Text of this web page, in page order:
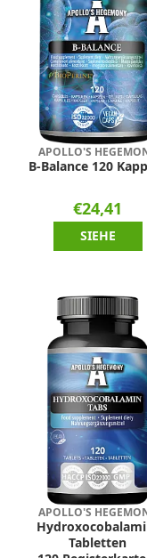
APOLLO'S
B-Balance 120
€24,41
SIEHE
APOLLO'S
Tabletten